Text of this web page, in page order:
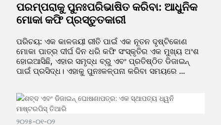
ପରମ୍ପରାକୁ ପୁନଃପରିଭାଷିତ କରିବା: ଆଧୁନିକ
ମୋକା କଫି ପ୍ରସ୍ତୁତକାରୀ
ପରିଚୟ: ଏକ କାଳଜୟୀ ରୀତି ପାଇଁ ଏକ ନୂତନ ଦୃଷ୍ଟିକୋଣ
ମୋକା ପାତ୍ର ଦୀର୍ଘ ଦିନ ଧରି କଫି ସଂସ୍କୃତିର ଏକ ମୁଖ୍ୟ ଅଂଶ
ହୋଇଆସିଛି, ଏହାର ସମୃଦ୍ଧ ବ୍ରୁ ଏବଂ ପ୍ରତିଷ୍ଠିତ ଡିଜାଇନ୍
ପାଇଁ ପ୍ରସିଦ୍ଧ। ଏହାକୁ ପୁନଃକଳ୍ପନା କରିବା ସମୟରେ ...
୨୦୨୫-୦୧-୦୨